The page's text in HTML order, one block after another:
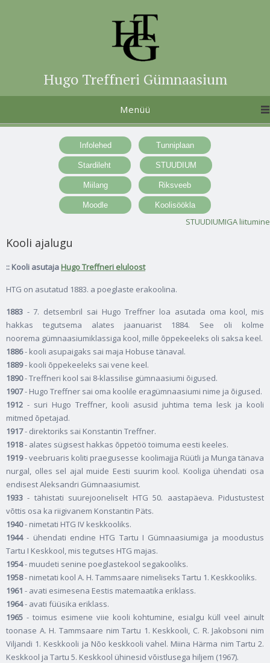
Hugo Treffneri Gümnaasium
Menüü
STUUDIUMIGA liitumine
Kooli ajalugu
:: Kooli asutaja Hugo Treffneri eluloost
HTG on asutatud 1883. a poeglaste erakoolina.
1883 - 7. detsembril sai Hugo Treffner loa asutada oma kool, mis
hakkas tegutsema alates jaanuarist 1884. See oli kolme
noorema gümnaasiumiklassiga kool, mille õppekeeleks oli saksa keel.
1886- kooli asupaigaks sai maja Hobuse tänaval.
1889- kooli õppekeeleks sai vene keel.
1890- Treffneri kool sai 8-klassilise gümnaasiumi õigused.
1907- Hugo Treffner sai oma koolile eragümnaasiumi nime ja õigused.
1912 - suri Hugo Treffner, kooli asusid juhtima tema lesk ja kooli
mitmed õpetajad.
1917- direktoriks sai Konstantin Treffner.
1918- alates sügisest hakkas õppetöö toimuma eesti keeles.
1919- veebruaris koliti praegusesse koolimajja Rüütli ja Munga tänava
nurgal, olles sel ajal muide Eesti suurim kool. Kooliga ühendati osa
endisest Aleksandri Gümnaasiumist.
1933- tähistati suurejooneliselt HTG 50. aastapäeva. Pidustustest
võttis osa ka riigivanem Konstantin Päts.
1940- nimetati HTG IV keskkooliks.
1944- ühendati endine HTG Tartu I Gümnaasiumiga ja moodustus
Tartu I Keskkool, mis tegutses HTG majas.
1954- muudeti senine poeglastekool segakooliks.
1958- nimetati kool A. H. Tammsaare nimeliseks Tartu 1. Keskkooliks.
1961 - avati esimesena Eestis matemaatika eriklass.
1964- avati füüsika eriklass.
1965 - toimus esimene viie kooli kohtumine, esialgu küll veel ainult
toonase A. H. Tammsaare nim Tartu 1. Keskkooli, C. R. Jakobsoni nim
Viljandi 1. Keskkooli ja Nõo keskkooli vahel. Miina Härma nim Tartu 2.
Keskkool ja Tartu 5. Keskkool ühinesid võistlusega hiljem (1967).